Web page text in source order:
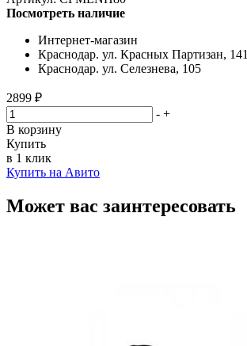
Посмотреть наличие
Интернет-магазин
Краснодар. ул. Красных Партизан, 141
Краснодар. ул. Селезнева, 105
2899 ₽
- +
В корзину
Купить
в 1 клик
Купить на Авито
Может вас заинтересовать